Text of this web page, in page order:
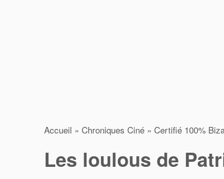
Accueil » Chroniques Ciné » Certifié 100%
Les loulous de